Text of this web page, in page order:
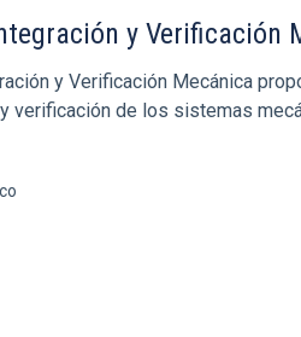
y Verificación
y Verificación Mecánica
verificación de los sistemas